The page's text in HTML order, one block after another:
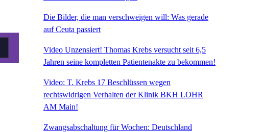
Die Bilder, die man verschweigen will: Was gerade
auf Ceuta passiert
Video Unzensiert! Thomas Krebs versucht seit 6,5
Jahren seine kompletten Patientenakte zu bekommen!
Video: T. Krebs 17 Beschlüssen wegen
rechtswidrigen Verhalten der Klinik BKH LOHR
AM Main!
Zwangsabschaltung für Wochen: Deutschland